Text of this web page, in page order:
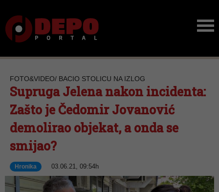
FOTO&VIDEO/ BACIO STOLICU NA IZLOG
Supruga Jelena nakon incidenta:
Zašto je Čedomir Jovanović
demolirao objekat, a onda se
smijao?
Hronika 03.06.21, 09:54h